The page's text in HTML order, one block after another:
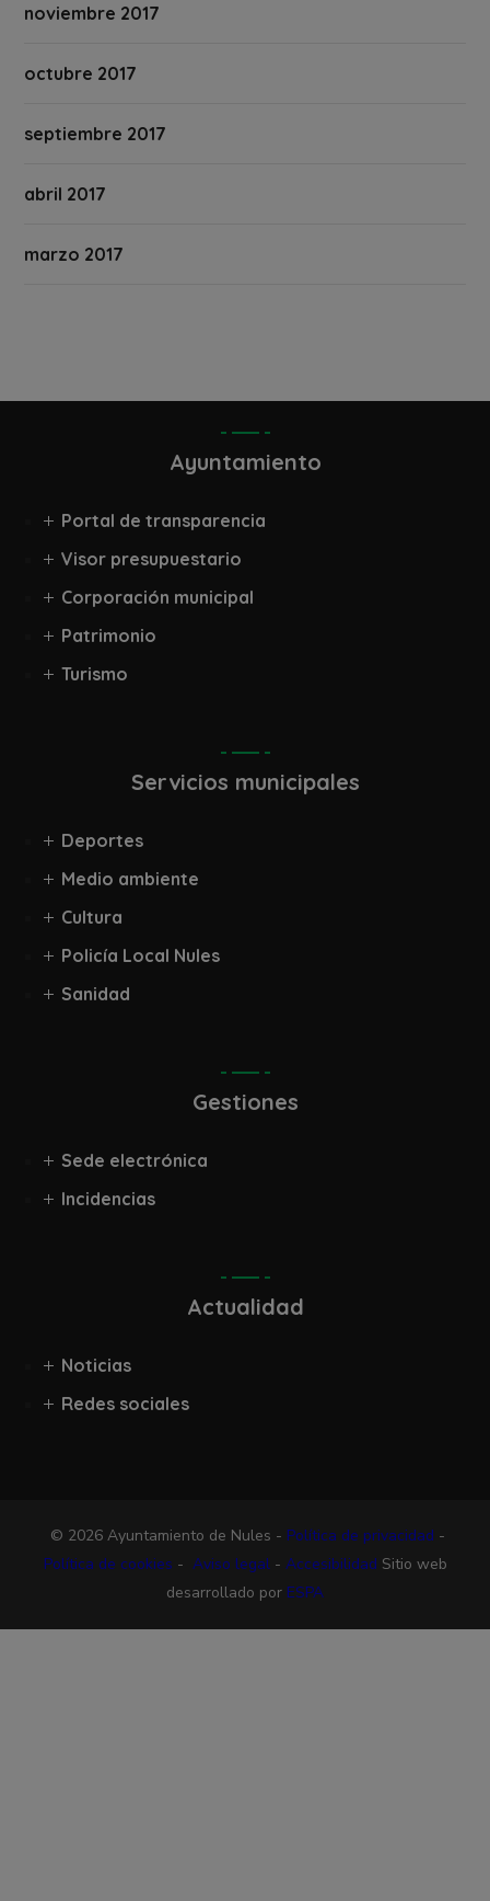
noviembre 2017
octubre 2017
septiembre 2017
abril 2017
marzo 2017
Ayuntamiento
Portal de transparencia
Visor presupuestario
Corporación municipal
Patrimonio
Turismo
Servicios municipales
Deportes
Medio ambiente
Cultura
Policía Local Nules
Sanidad
Gestiones
Sede electrónica
Incidencias
Actualidad
Noticias
Redes sociales
© 2026 Ayuntamiento de Nules - Política de privacidad -
Política de cookies - Aviso legal- Accesibilidad Sitio web
desarrollado por ESPA